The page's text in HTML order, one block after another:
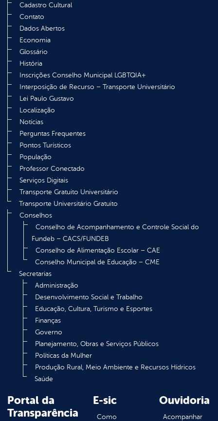
Cadastro Cultural
Contato
Dados Abertos
Economia
Glossário
História
Inscrições Conselho Municipal LGBTQIA+
Interposição de Recurso – Transporte Universitário
Lei Paulo Gustavo
Localização
Notícias
Perguntas Frequentes
Pontos Turísticos
População
Professor Conectado
Serviços Digitais
Transporte Gratuito Universitário
Transporte Universitário Gratuito
Conselhos
Conselho de Acompanhamento e Controle Social do
Fundeb – CACS/FUNDEB
Conselho de Alimentação Escolar – CAE
Conselho Municipal de Educação – CME
Secretarias
Administração
Desenvolvimento Social e Trabalho
Educação, Cultura, Turismo e Esportes
Finanças
Governo
Planejamento, Obras e Serviços Públicos
Políticas da Mulher
Produção Rural, Meio Ambiente e Recursos Hídricos
Saúde
Portal da
Transparência
E-sic
Como
Ouvidoria
Acompanhar